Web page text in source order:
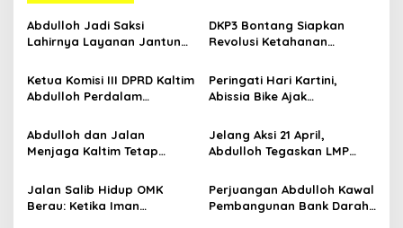
s
i
p
o
s
Abdulloh Jadi Saksi
Lahirnya Layanan Jantung
Jawaban Kebutuhan
Rakyat
DKP3 Bontang Siapkan
Revolusi Ketahanan
Smartani Jadi Senjata
Ketua Komisi III DPRD Kaltim
Abdulloh Perdalam
Bangku Doktoral
Peringati Hari Kartini,
Abissia Bike Ajak
Sambil Berkebaya
Abdulloh dan Jalan
Menjaga Kaltim Tetap
Gelombang Aksi 21 April
Jelang Aksi 21 April,
Abdulloh Tegaskan LMP
Kondusifitas Bersama TNI-
Polri
Jalan Salib Hidup OMK
Berau: Ketika Iman
Perjuangan Abdulloh Kawal
Pembangunan Bank Darah